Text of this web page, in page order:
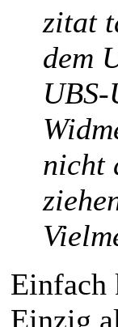
zitat
dem
UBS-
nicht
Einfach
Einzig